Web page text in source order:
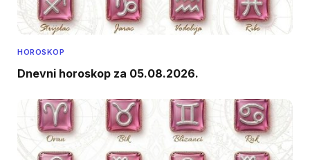
HOROSKOP
Dnevni horoskop za 05.08.2026.